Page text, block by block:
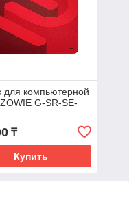
для компьютерной
G-SR-SE-
₸
Купить